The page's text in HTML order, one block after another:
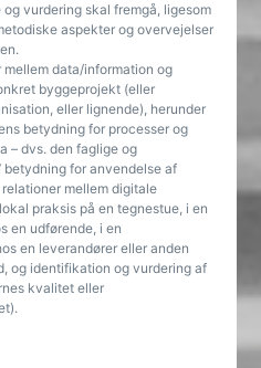
vurdering skal fremgå, ligesom
aspekter og overvejelser
mellem data/information og
byggeprojekt (eller
eller lignende), herunder
betydning for processer og
– dvs. den faglige og
betydning for anvendelse af
mellem digitale
praksis på en tegnestue, i en
en udførende, i en
en leverandører eller anden
og identifikation og vurdering af
kvalitet eller